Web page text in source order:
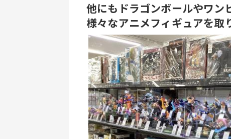
他にもドラゴンボールやワン
様々なアニメフィギュアを取